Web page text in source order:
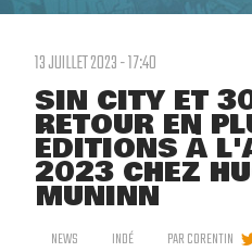
13 JUILLET 2023 - 17:40
SIN CITY ET
RETOUR EN
ÉDITIONS À
2023 CHEZ
MUNINN
NEWS INDÉ PARCORENTIN